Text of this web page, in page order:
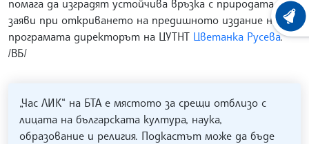
помага да изградят устойчива връзка с природата,
заяви при откриването на предишното издание на
програмата директорът на ЦУТНТ Цветанка Русева.
/ВБ/
„Час ЛИК“ на БТА е мястото за срещи отблизо с
лицата на българската култура, наука,
образование и религия. Подкастът може да бъде